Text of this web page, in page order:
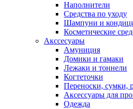
Наполнители
Средства по уходу
Шампуни и
Косметические
Акссесуары
Амуниция
Домики и гамаки
Лежаки и тоннели
Когтеточки
Переноски, сумки,
Аксессуары для
Одежда